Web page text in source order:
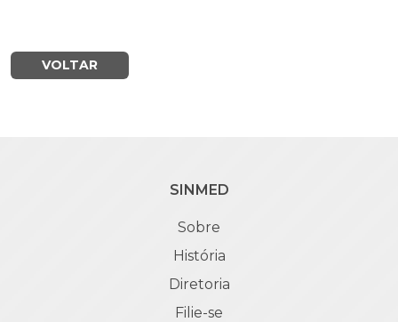
VOLTAR
SINMED
Sobre
História
Diretoria
Filie-se